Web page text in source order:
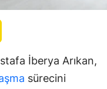
İberya Arıkan,
sürecini